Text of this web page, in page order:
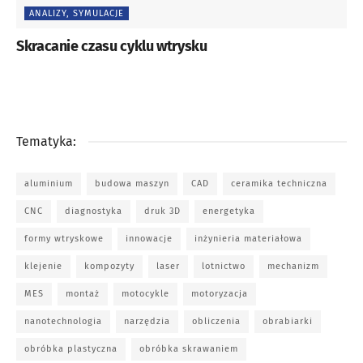
i zbudowana. Wypraska jest zasilana przez
sześciopunktowy system GK, układ chłodzenia jest
ANALIZY, SYMULACJE
Skracanie czasu cyklu wtrysku
Tematyka:
aluminium budowa maszyn CAD ceramika techniczna
CNC diagnostyka druk 3D energetyka
formy wtryskowe innowacje inżynieria materiałowa
klejenie kompozyty laser lotnictwo mechanizm
MES montaż motocykle motoryzacja
nanotechnologia narzędzia obliczenia obrabiarki
obróbka plastyczna obróbka skrawaniem